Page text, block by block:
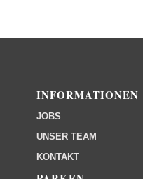
INFORMATIONEN
JOBS
UNSER TEAM
KONTAKT